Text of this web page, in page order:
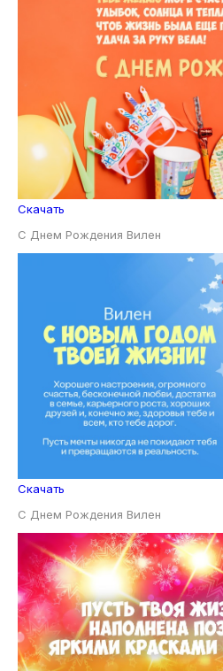
Скачать
С Днем Рождения Вилен
Скачать
С Днем Рождения Вилен